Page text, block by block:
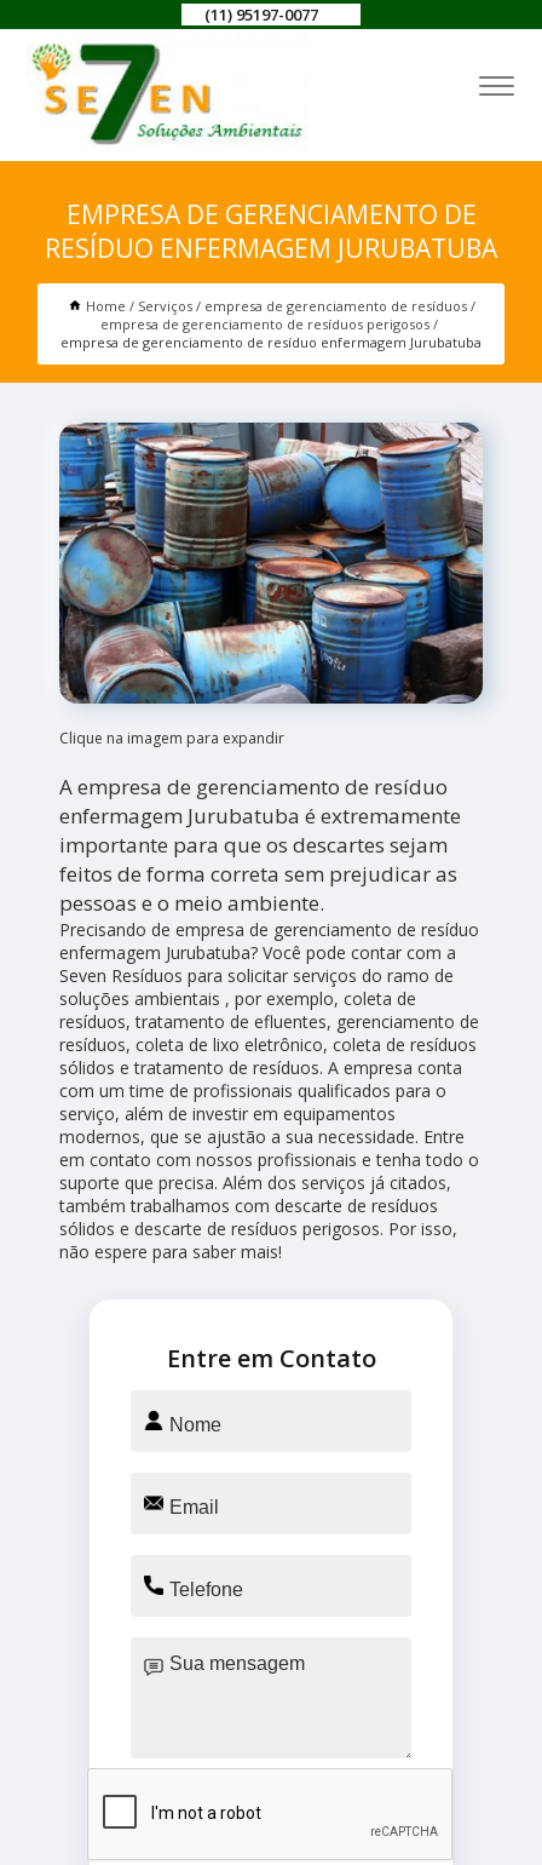
(11) 95197-0077
EMPRESA DE GERENCIAMENTO DE
RESÍDUO ENFERMAGEM JURUBATUBA
Home Serviços
empresa de gerenciamento de resíduos
empresa de gerenciamento de resíduos perigosos
empresa de gerenciamento de resíduo enfermagem Jurubatuba
Clique na imagem para expandir
A empresa de gerenciamento de resíduo
enfermagem Jurubatuba é extremamente
importante para que os descartes sejam
feitos de forma correta sem prejudicar as
pessoas e o meio ambiente.
Precisando de empresa de gerenciamento de resíduo
enfermagem Jurubatuba? Você pode contar com a
Seven Resíduos para solicitar serviços do ramo de
soluções ambientais , por exemplo, coleta de
resíduos, tratamento de efluentes, gerenciamento de
resíduos, coleta de lixo eletrônico, coleta de resíduos
sólidos e tratamento de resíduos. A empresa conta
com um time de profissionais qualificados para o
serviço, além de investir em equipamentos
modernos, que se ajustão a sua necessidade. Entre
em contato com nossos profissionais e tenha todo o
suporte que precisa. Além dos serviços já citados,
também trabalhamos com descarte de resíduos
sólidos e descarte de resíduos perigosos. Por isso,
não espere para saber mais!
Entre em Contato